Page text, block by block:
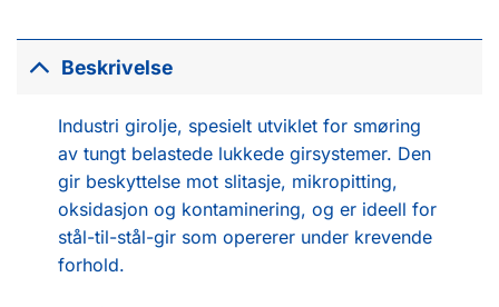
Beskrivelse
Industri girolje, spesielt utviklet for smøring
av tungt belastede lukkede girsystemer. Den
gir beskyttelse mot slitasje, mikropitting,
oksidasjon og kontaminering, og er ideell for
stål-til-stål-gir som opererer under krevende
forhold.